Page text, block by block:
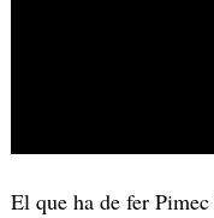
El que ha de fer Pimec